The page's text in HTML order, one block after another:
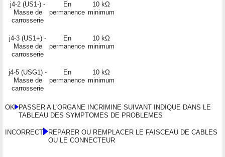
j4-2 (US1-) -
Masse de
carrosserie
En
permanence
10 kΩ
minimum
j4-3 (US1+) -
Masse de
carrosserie
En
permanence
10 kΩ
minimum
j4-5 (USG1) -
Masse de
carrosserie
En
permanence
10 kΩ
minimum
OK
PASSER A L'ORGANE INCRIMINE SUIVANT INDIQUE DANS LE
TABLEAU DES SYMPTOMES DE PROBLEMES
INCORRECT
REPARER OU REMPLACER LE FAISCEAU DE CABLES
OU LE CONNECTEUR